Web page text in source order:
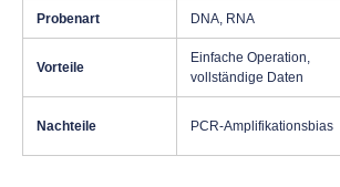
Probenart DNA, RNA
Vorteile
Einfache Operation,
vollständige Daten
Nachteile PCR-Amplifikationsbias